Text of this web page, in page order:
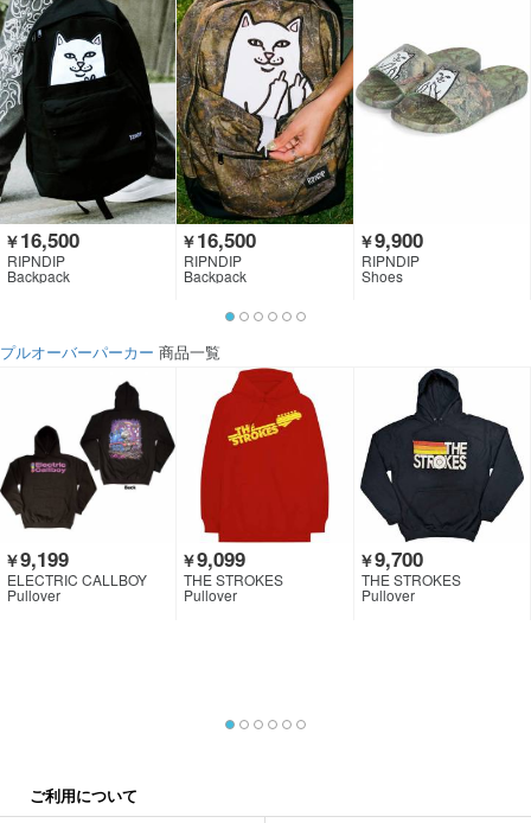
￥16,500
RIPNDIP
Backpack
￥16,500
RIPNDIP
Backpack
￥9,900
RIPNDIP
Shoes
プルオーバーパーカー 商品一覧
￥9,199
ELECTRIC CALLBOY
Pullover
￥9,099
THE STROKES
Pullover
￥9,700
THE STROKES
Pullover
ご利用について